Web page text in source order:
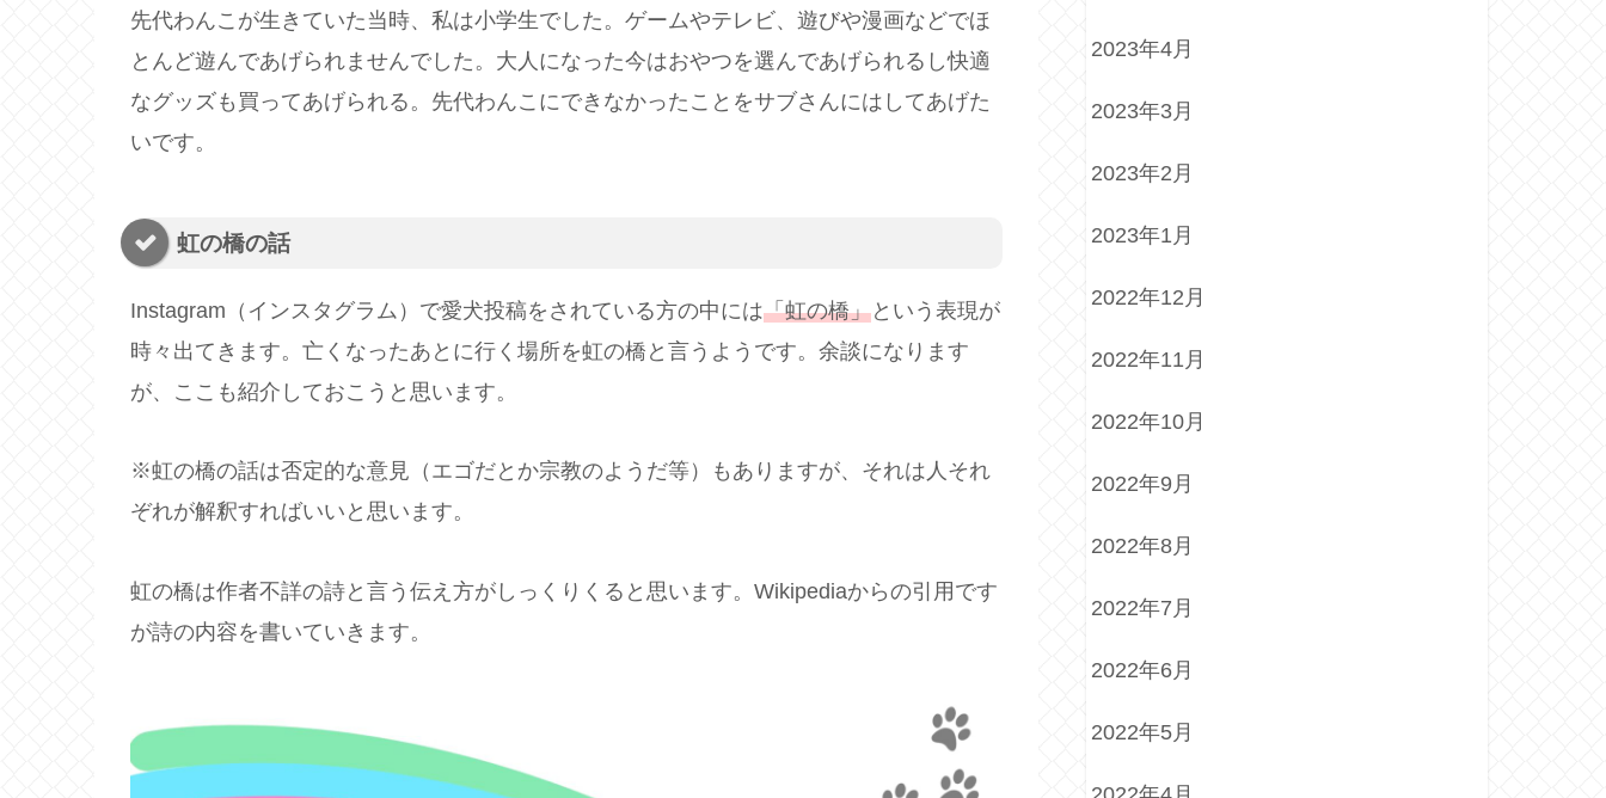
先代わんこが生きていた当時、私は小学生でした。ゲームやテレビ、遊びや漫画などでほ
とんど遊んであげられませんでした。大人になった今はおやつを選んであげられるし快適
なグッズも買ってあげられる。先代わんこにできなかったことをサブさんにはしてあげた
いです。
虹の橋の話
Instagram（インスタグラム）で愛犬投稿をされている方の中には「虹の橋」という表現が
時々出てきます。亡くなったあとに行く場所を虹の橋と言うようです。余談になります
が、ここも紹介しておこうと思います。
※虹の橋の話は否定的な意見（エゴだとか宗教のようだ等）もありますが、それは人それ
ぞれが解釈すればいいと思います。
虹の橋は作者不詳の詩と言う伝え方がしっくりくると思います。Wikipediaからの引用です
が詩の内容を書いていきます。
2023年4月
2023年3月
2023年2月
2023年1月
2022年12月
2022年11月
2022年10月
2022年9月
2022年8月
2022年7月
2022年6月
2022年5月